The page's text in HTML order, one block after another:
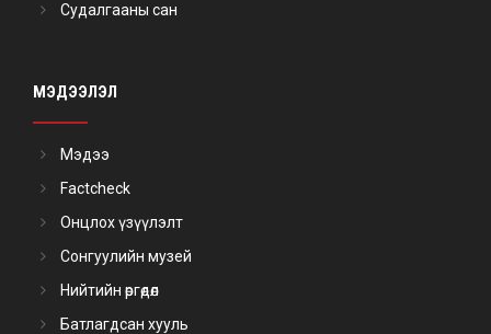
Судалгааны сан
МЭДЭЭЛЭЛ
Мэдээ
Factcheck
Онцлох үзүүлэлт
Сонгуулийн музей
Нийтийн өргөдөл
Батлагдсан хууль